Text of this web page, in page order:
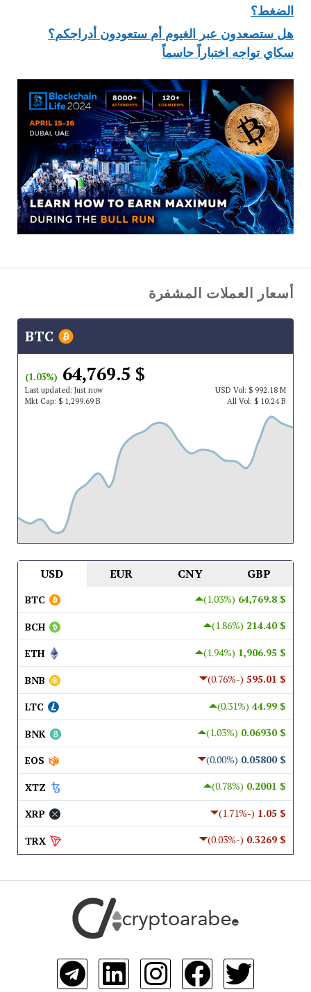
الضغط؟
هل ستصعدون عبر الغيوم أم ستعودون أدراجكم؟
سكاي تواجه اختباراً حاسماً
أسعار العملات المشفرة
$ 64,769.5
(1.03%)
Last updated: Just now USDVol: $ 992.18 M
Mkt Cap: $ 1,299.69 B All Vol: $ 10.24 B
USD EUR CNY GBP
$ 64,769.8
(1.03%)
BTC
$ 214.40
(1.86%)
BCH
$ 1,906.95
(1.94%)
ETH
$ 595.01
(-0.76%)
BNB
$ 44.99
(0.31%)
LTC
$ 0.06930
(1.03%)
BNK
$ 0.05800
(0.00%)
EOS
$ 0.2001
(0.78%)
XTZ
$ 1.05
(-1.71%)
XRP
$ 0.3269
(-0.03%)
TRX